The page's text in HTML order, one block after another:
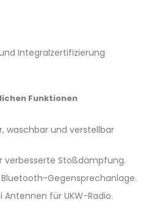
Integralzertifizierung
Funktionen
waschbar und verstellbar
verbesserte Stoßdämpfung.
Gegensprechanlage.
für UKW-Radio.